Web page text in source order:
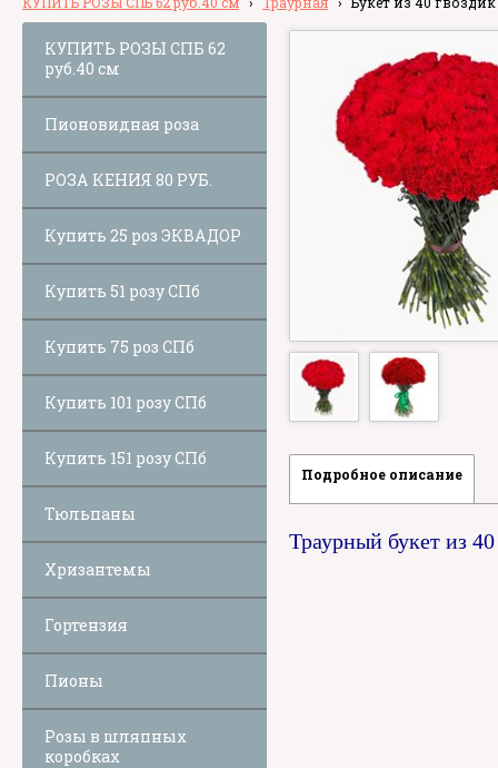
КУПИТЬ РОЗЫ СПБ 62
руб.40 см
Пионовидная роза
РОЗА КЕНИЯ 80 РУБ.
Купить 25 роз ЭКВАДОР
Купить 51 розу СПб
Купить 75 роз СПб
Купить 101 розу СПб
Купить 151 розу СПб
Тюльпаны
Хризантемы
Гортензия
Пионы
Розы в шляпных
коробках
Подробное описание
Траурный букет из 40